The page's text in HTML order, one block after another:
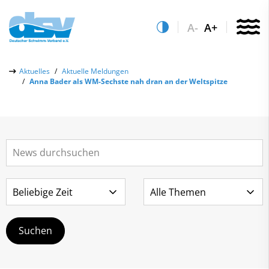
A- A+
Aktuelles
Aktuelle Meldungen
Anna Bader als WM-Sechste nah dran an der Weltspitze
Über uns
Social-Media-Wall
Leistungs- & Wettkampfsport
Schwimmen lernen
Sportentwicklung
Service
Quicklinks
Vereinsfinder
Lizenzwesen
Zentrale Hinweisstelle
Recht auf sicheren Schwimmsport